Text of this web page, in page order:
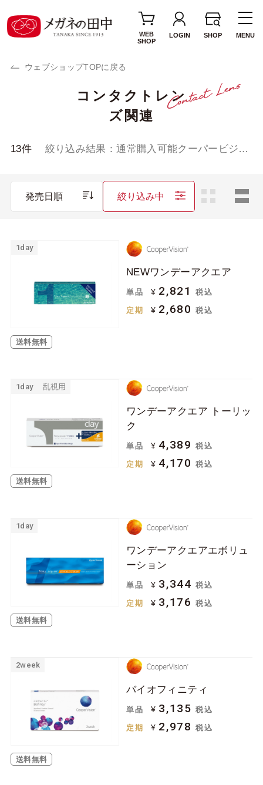
WEB
SHOP
LOGIN SHOP MENU
ウェブショップTOPに戻る
コンタクトレン
ズ関連
13件 絞り込み結果：通常購入可能クーパービジョ
発売日順 絞り込み中
使用期間・タイプ
1MONTH(1ヶ月交
カラーレンズ
サークルレンズ
乱視用レンズ
遠近両用レンズ
ブランド・メーカー
ソン
ボシュロム
クーパービジョン
シード
ロート
ソフトコンタクトレ
ハードコンタクトレ
ンズ用
その他関連用品
1day
送料無料
NEWワンデーアクエア
単品 ¥ 2,821 税込
定期 ¥ 2,680 税込
1day 乱視用
送料無料
ワンデーアクエア トーリッ
ク
単品 ¥ 4,389 税込
定期 ¥ 4,170 税込
1day
送料無料
ワンデーアクエアエボリュ
ーション
単品 ¥ 3,344 税込
定期 ¥ 3,176 税込
2week
送料無料
バイオフィニティ
単品 ¥ 3,135 税込
定期 ¥ 2,978 税込